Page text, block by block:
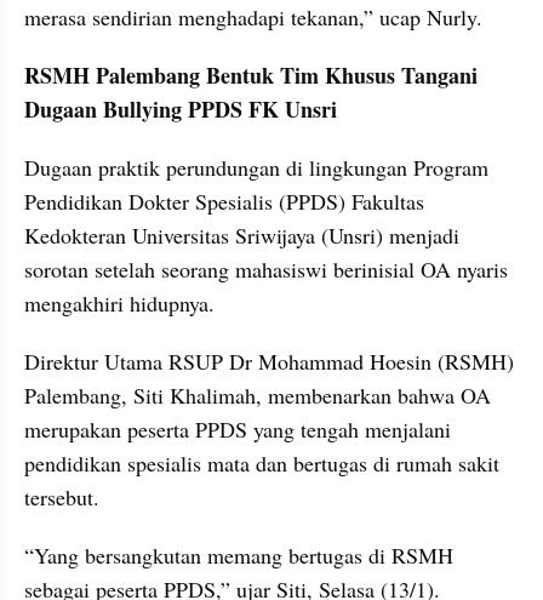
merasa sendirian menghadapi tekanan,” ucap Nurly.
RSMH Palembang Bentuk Tim Khusus Tangani
Dugaan Bullying PPDS FK Unsri
Dugaan praktik perundungan di lingkungan Program
Pendidikan Dokter Spesialis (PPDS) Fakultas
Kedokteran Universitas Sriwijaya (Unsri) menjadi
sorotan setelah seorang mahasiswi berinisial OA nyaris
mengakhiri hidupnya.
Direktur Utama RSUP Dr Mohammad Hoesin (RSMH)
Palembang, Siti Khalimah, membenarkan bahwa OA
merupakan peserta PPDS yang tengah menjalani
pendidikan spesialis mata dan bertugas di rumah sakit
tersebut.
“Yang bersangkutan memang bertugas di RSMH
sebagai peserta PPDS,” ujar Siti, Selasa (13/1).